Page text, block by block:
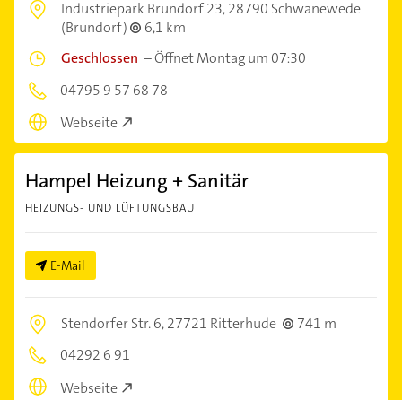
Industriepark Brundorf 23,28790 Schwanewede
(Brundorf)
6,1 km
Geschlossen –Öffnet Montag um 07:30
04795 9 57 68 78
Webseite
Hampel Heizung + Sanitär
HEIZUNGS- UND LÜFTUNGSBAU
E-Mail
Stendorfer Str. 6,27721 Ritterhude
741 m
04292 6 91
Webseite